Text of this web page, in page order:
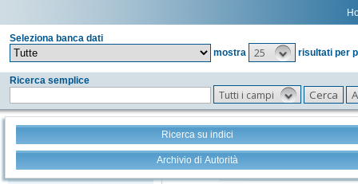
Seleziona banca dati
mostra
25 risultati per
Ricerca semplice
Tutti i campi
Ricerca su indici
Archivio di Autorità
Stampa - Email - Export Tutto +